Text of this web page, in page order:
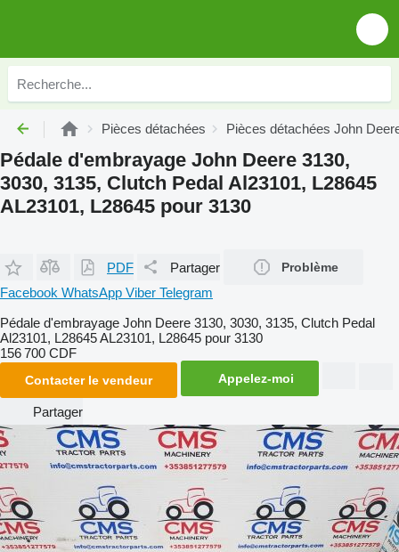
Pièces détachées Pièces détachées John
Pédale d'embrayage John Deere 3130,
3030, 3135, Clutch Pedal Al23101, L28645
AL23101, L28645 pour 3130
PDF Partager Problème
Facebook WhatsApp Viber Telegram
Pédale d'embrayage John Deere 3130, 3030, 3135, Clutch Pedal
Al23101, L28645 AL23101, L28645 pour 3130
156 700 CDF
Contacter le vendeur Appelez-moi
Partager